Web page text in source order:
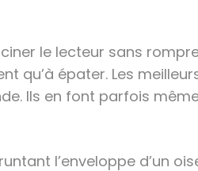
le lecteur sans
qu’à épater. Les
Ils en font parfois
l’enveloppe d’un